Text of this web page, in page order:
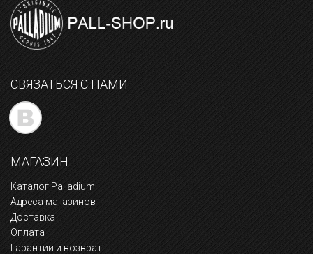
СВЯЗАТЬСЯ С НАМИ
МАГАЗИН
Каталог Palladium
Адреса магазинов
Доставка
Оплата
Гарантии и возврат